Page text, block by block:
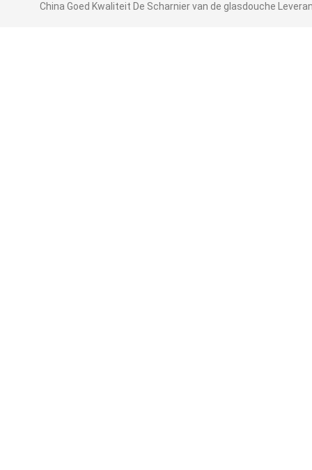
China Goed Kwaliteit De Scharnier van de glasdouche